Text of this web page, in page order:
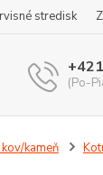
stredisk
(Po-
kameň